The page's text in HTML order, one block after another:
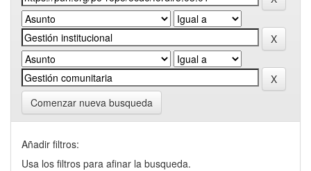
Comenzar nueva busqueda
Añadir filtros:
Usa los filtros para afinar la busqueda.